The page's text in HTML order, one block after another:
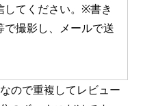
してください。※書き
撮影し、メールで送
ので重複してレビュー